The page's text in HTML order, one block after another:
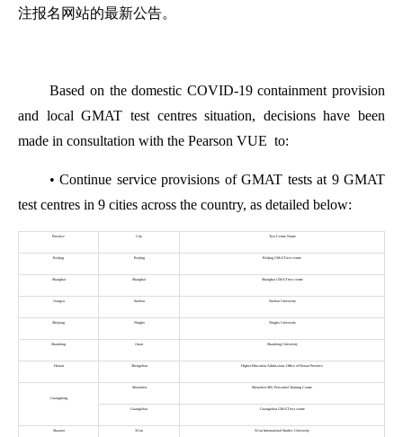
注报名网站的最新公告。
Based on the domestic COVID-19 containment provision
and local GMAT test centres situation, decisions have been
made in consultation with the Pearson VUE to:
• Continue service provisions of GMAT tests at 9 GMAT
test centres in 9 cities across the country, as detailed below:
Province City Test Centre Name
Beijing Beijing Beijing GMAT test centre
Shanghai Shanghai Shanghai GMAT test centre
Jiangsu Suzhou Suzhou University
Zhejiang Ningbo Ningbo University
Shandong Jinan Shandong University
Henan Zhengzhou Higher Education Admissions Office of Henan Province
Guangdong
Shenzhen Shenzhen SEG Personnel Training Centre
Guangzhou Guangzhou GMAT test centre
Shaanxi Xi’an Xi’an International Studies University